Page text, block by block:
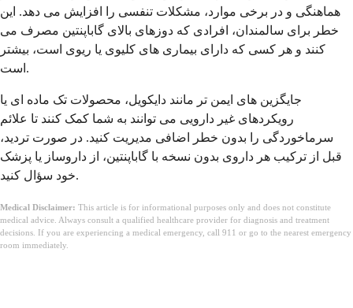
هماهنگی و در برخی موارد، مشکلات تنفسی را افزایش می دهد. این
خطر برای سالمندان، افرادی که دوزهای بالای گاباپنتین مصرف می
کنند و هر کسی که دارای بیماری های کلیوی یا ریوی است، بیشتر
است.
جایگزین های ایمن تر مانند دایکویل، محصولات تک ماده ای یا
رویکردهای غیر دارویی می توانند به شما کمک کنند تا علائم
سرماخوردگی را بدون خطر اضافی مدیریت کنید. در صورت تردید،
قبل از ترکیب هر داروی بدون نسخه با گاباپنتین، از داروساز یا پزشک
خود سؤال کنید.
Medical Disclaimer: This article is for informational purposes only and does not constitute
medical advice. Always consult a qualified healthcare provider for diagnosis and treatment
decisions. If you are experiencing a medical emergency, call 911 or go to the nearest emergency
room immediately.